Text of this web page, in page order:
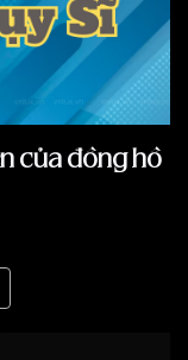
của đồng hồ
và những
dẫn đầu trong